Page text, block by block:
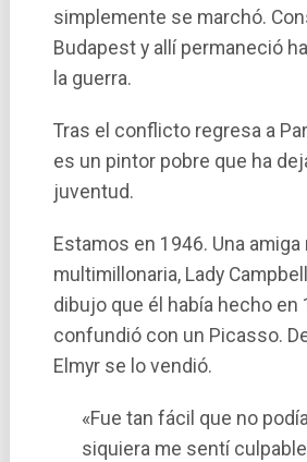
simplemente se marchó.
Budapest y allí permaneció
la guerra.
Tras el conflicto regresa a
es un pintor pobre que ha
juventud.
Estamos en 1946. Una amiga
multimillonaria, Lady
dibujo que él había hecho en
confundió con un Picasso.
Elmyr se lo vendió.
«Fue tan fácil que no
siquiera me sentí